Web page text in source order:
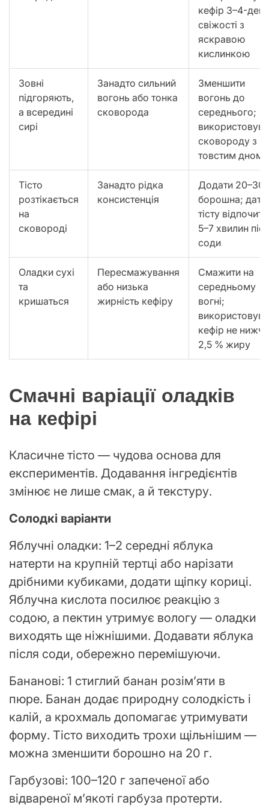
кефір 3–4-
свіжості з
яскравою
кислинкою
Зовні
підгоряють,
а всередині
сирі
Занадто сильний
вогонь або тонка
сковорода
Зменшити
вогонь до
середнього;
сковороду з
товстим дном
Тісто
розтікається
на
сковороді
Занадто рідка
консистенція
Додати 20–30
борошна; дати
тісту відпочити
5–7 хвилин
соди
Оладки сухі
та
кришаться
Пересмажування
або низька
жирність кефіру
Смажити на
середньому
вогні;
кефір не нижче
2,5 % жиру
Смачні варіації оладків
на кефірі
Класичне тісто — чудова основа для
експериментів. Додавання інгредієнтів
змінює не лише смак, а й текстуру.
Солодкі варіанти
Яблучні оладки: 1–2 середні яблука
натерти на крупній тертці або нарізати
дрібними кубиками, додати щіпку кориці.
Яблучна кислота посилює реакцію з
содою, а пектин утримує вологу — оладки
виходять ще ніжнішими. Додавати яблука
після соди, обережно перемішуючи.
Бананові: 1 стиглий банан розім’яти в
пюре. Банан додає природну солодкість і
калій, а крохмаль допомагає утримувати
форму. Тісто виходить трохи щільнішим —
можна зменшити борошно на 20 г.
Гарбузові: 100–120 г запеченої або
відвареної м’якоті гарбуза протерти.